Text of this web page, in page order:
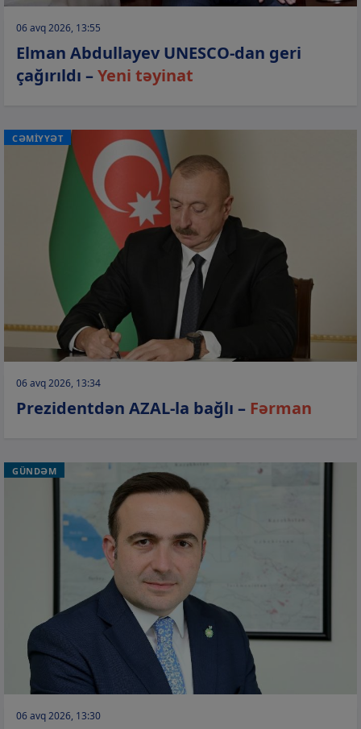
06 avq 2026, 13:55
Elman Abdullayev UNESCO-dan geri
çağırıldı –Yeni təyinat
CƏMİYYƏT
06 avq 2026, 13:34
Prezidentdən AZAL-la bağlı – Fərman
GÜNDƏM
06 avq 2026, 13:30